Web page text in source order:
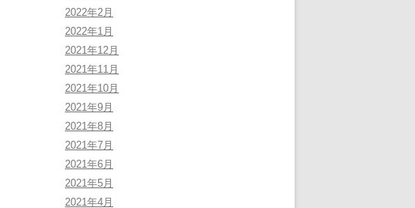
2022年2月
2022年1月
2021年12月
2021年11月
2021年10月
2021年9月
2021年8月
2021年7月
2021年6月
2021年5月
2021年4月